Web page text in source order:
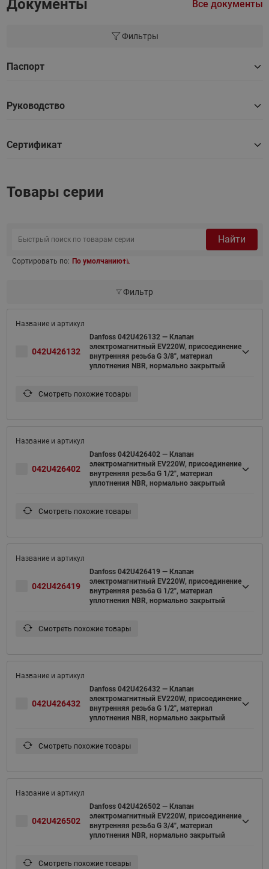
Документы Все документы
Фильтры
Паспорт
Руководство
Сертификат
Товары серии
Найти
Сортировать по: По умолчанию
Фильтр
042U426132
Danfoss 042U426132 — Клапан
электромагнитный EV220W, присоединение
внутренняя резьба G 3/8", материал
уплотнения NBR, нормально закрытый
Смотреть похожие товары
042U426402
Danfoss 042U426402 — Клапан
электромагнитный EV220W, присоединение
внутренняя резьба G 1/2", материал
уплотнения NBR, нормально закрытый
Смотреть похожие товары
042U426419
Danfoss 042U426419 — Клапан
электромагнитный EV220W, присоединение
внутренняя резьба G 1/2", материал
уплотнения NBR, нормально закрытый
Смотреть похожие товары
042U426432
Danfoss 042U426432 — Клапан
электромагнитный EV220W, присоединение
внутренняя резьба G 1/2", материал
уплотнения NBR, нормально закрытый
Смотреть похожие товары
042U426502
Danfoss 042U426502 — Клапан
электромагнитный EV220W, присоединение
внутренняя резьба G 3/4", материал
уплотнения NBR, нормально закрытый
Смотреть похожие товары